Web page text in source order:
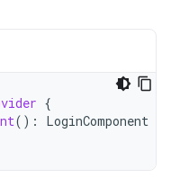
{
():
LoginComponent